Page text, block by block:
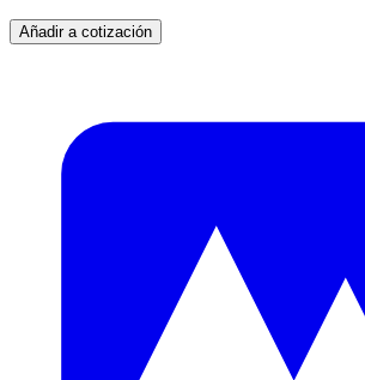
Añadir a cotización